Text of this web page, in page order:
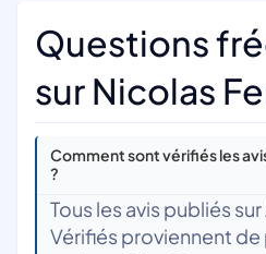
Questions
sur Nicolas
Comment sont vérifiés les
?
Tous les avis publiés
Vérifiés proviennent